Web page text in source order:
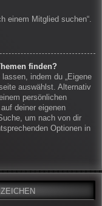
einem Mitglied suchen“.
finden?
indem du „Eigene
auswählst. Alternativ
persönlichen
deiner eigenen
um nach von dir
Optionen in